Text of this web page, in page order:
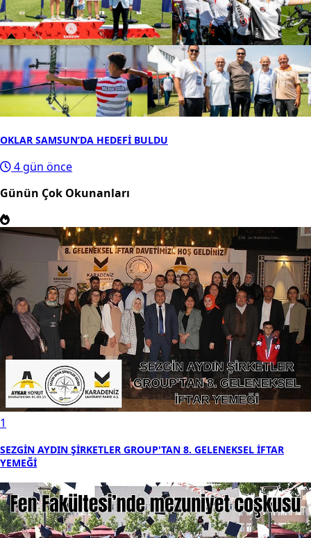
OKLAR SAMSUN’DA HEDEFİ BULDU
4 gün önce
Günün Çok Okunanları
1
SEZGİN AYDIN ŞİRKETLER GROUP'TAN 8. GELENEKSEL İFTAR
YEMEĞİ